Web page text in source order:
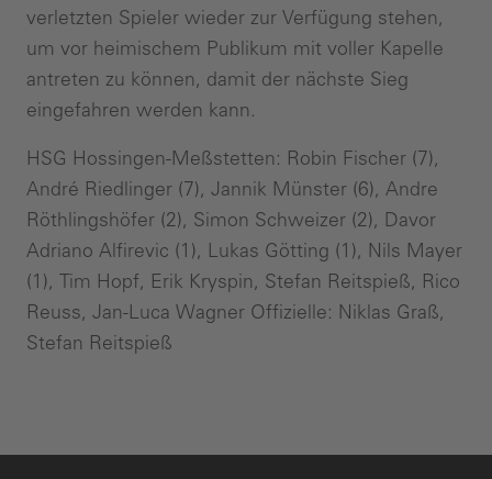
verletzten Spieler wieder zur Verfügung stehen,
um vor heimischem Publikum mit voller Kapelle
antreten zu können, damit der nächste Sieg
eingefahren werden kann.
HSG Hossingen-Meßstetten: Robin Fischer (7),
André Riedlinger (7), Jannik Münster (6), Andre
Röthlingshöfer (2), Simon Schweizer (2), Davor
Adriano Alfirevic (1), Lukas Götting (1), Nils Mayer
(1), Tim Hopf, Erik Kryspin, Stefan Reitspieß, Rico
Reuss, Jan-Luca Wagner Offizielle: Niklas Graß,
Stefan Reitspieß